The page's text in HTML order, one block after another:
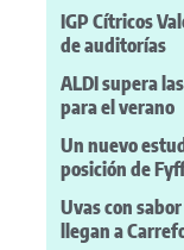
IGP Cítricos
de auditorías
ALDI supera
para el verano
Un nuevo
posición de
Uvas con
llegan a